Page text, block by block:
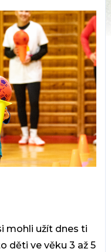
mohli užít dnes ti
děti ve věku 3 až 5